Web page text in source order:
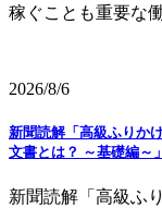
稼ぐことも重要な
2026/8/6
新聞読解「高級ふりか
文書とは？ ～基礎編～」
新聞読解「高級ふ